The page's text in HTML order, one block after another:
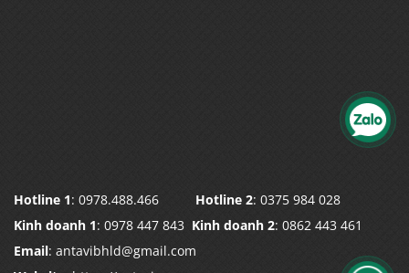
Hotline 1: 0978.488.466 Hotline 2: 0375 984 028
Kinh doanh 1: 0978 447 843 Kinh doanh 2: 0862 443 461
Email: antavibhld@gmail.com